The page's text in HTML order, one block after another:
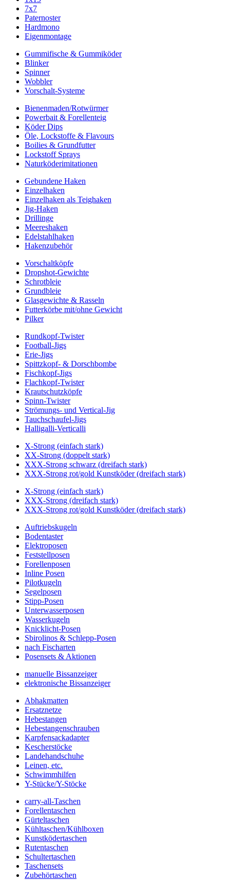
7x7
Paternoster
Hardmono
Eigenmontage
Gummifische & Gummiköder
Blinker
Spinner
Wobbler
Vorschalt-Systeme
Bienenmaden/Rotwürmer
Powerbait & Forellenteig
Köder Dips
Öle, Lockstoffe & Flavours
Boilies & Grundfutter
Lockstoff Sprays
Naturköderimitationen
Gebundene Haken
Einzelhaken
Einzelhaken als Teighaken
Jig-Haken
Drillinge
Meereshaken
Edelstahlhaken
Hakenzubehör
Vorschaltköpfe
Dropshot-Gewichte
Schrotbleie
Grundbleie
Glasgewichte & Rasseln
Futterkörbe mit/ohne Gewicht
Pilker
Rundkopf-Twister
Football-Jigs
Erie-Jigs
Spittzkopf- & Dorschbombe
Fischkopf-Jigs
Flachkopf-Twister
Krautschutzköpfe
Spinn-Twister
Strömungs- und Vertical-Jig
Tauchschaufel-Jigs
Halligalli-Verticalli
X-Strong (einfach stark)
XX-Strong (doppelt stark)
XXX-Strong schwarz (dreifach stark)
XXX-Strong rot/gold Kunstköder (dreifach stark)
X-Strong (einfach stark)
XXX-Strong (dreifach stark)
XXX-Strong rot/gold Kunstköder (dreifach stark)
Auftriebskugeln
Bodentaster
Elektroposen
Feststellposen
Forellenposen
Inline Posen
Pilotkugeln
Segelposen
Stipp-Posen
Unterwasserposen
Wasserkugeln
Knicklicht-Posen
Sbirolinos & Schlepp-Posen
nach Fischarten
Posensets & Aktionen
manuelle Bissanzeiger
elektronische Bissanzeiger
Abhakmatten
Ersatznetze
Hebestangen
Hebestangenschrauben
Karpfensackadapter
Kescherstöcke
Landehandschuhe
Leinen, etc.
Schwimmhilfen
Y-Stücke/Y-Stöcke
carry-all-Taschen
Forellentaschen
Gürteltaschen
Kühltaschen/Kühlboxen
Kunstködertaschen
Rutentaschen
Schultertaschen
Taschensets
Zubehörtaschen